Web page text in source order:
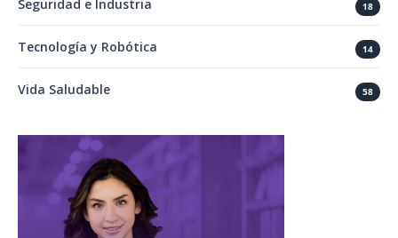
Seguridad e Industria 18
Tecnología y Robótica 14
Vida Saludable 58